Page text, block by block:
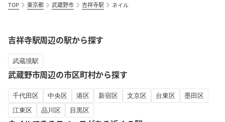
TOP 東京都 武蔵野市 吉祥寺駅 ネイル
吉祥寺駅周辺の駅から探す
武蔵境駅
武蔵野市周辺の市区町村から探す
千代田区 中央区 港区 新宿区 文京区 台東区
墨田区
江東区
品川区 目黒区